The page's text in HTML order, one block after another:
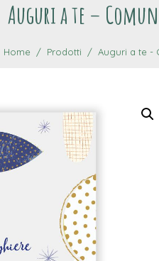
Auguri a te –
Home Prodotti Auguri a te -